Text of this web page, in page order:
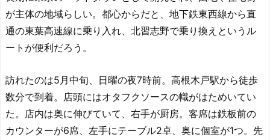
が主体の地域らしい。都心からだと、地下鉄東西線から直
通の東葉高速線に乗り入れ、北習志野で乗り換えというル
ートが便利だろう。
訪れたのは5月中旬、日曜の夜7時前。高根木戸駅から徒歩
数分で到着。店頭にはオタフクソースの幟がはためいてい
た。店内は奥に伸びていて、右手が厨房。客席は鉄板前の
カウンターが6席、左手にテーブル2卓、奥に個室が1つ。先